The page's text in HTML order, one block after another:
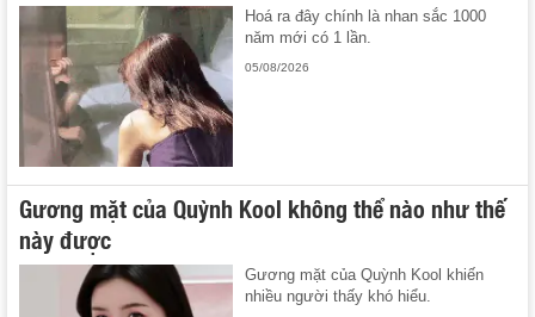
Hoá ra đây chính là nhan sắc 1000
năm mới có 1 lần.
05/08/2026
Gương mặt của Quỳnh Kool không thể nào như thế
này được
Gương mặt của Quỳnh Kool khiến
nhiều người thấy khó hiểu.